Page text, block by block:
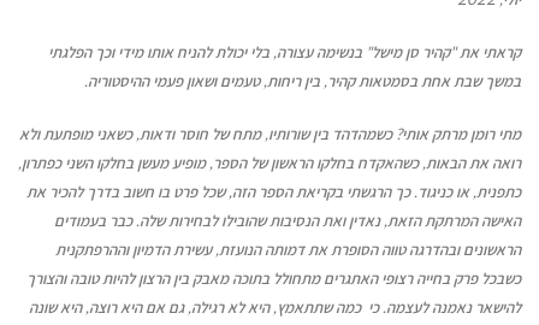
קראתי את"קהיר סן מישל" בנשימה עצורה, בלי יכולת להניח אותו מידי וכך הפלגתי
במשך שבת אחת בסמטאות קהיר, בין ריחות,טעמים ושאון פעמי ההיסטוריה.
מתי רומן מרתק אותי?כשמהדהד בין שורותיו,מתח של חוסר ודאות,כשאני מופתעת ולא
רואה את הבאות,כשהאקדח בחלקו הראשון של הספר,מופיע מעשן בחלקו השני כפתרון,
כתפנית,או כניגוד.כך הרגשתי בקריאת הספר הזה,שכל פרט בו חשוב בדרך להכיר את
האישה המרתקת הזאת,נאדין ואת הנסיבות שהובילו לבחירות שלה.כבר בעמודים
הראשונים ובהדרגה טווה הסופרת את דמותה הנועזת,עשירת הדמיון וההרפתקנית
כשבכל פרק בחייה רצופי האתגרים מתחולל בתוכה מאבק בין הרצון להיות טובה והצורך
להישאר נאמנה לעצמה.כי כמה שתתאמץ,היא לא רגילה,גם אם היא רוצה,היא שונה